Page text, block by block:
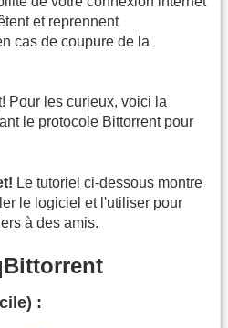
et reprennent
cas de coupure de la
Pour les curieux, voici la
le protocole Bittorrent pour
Le tutoriel ci-dessous montre
le logiciel et l'utiliser pour
à des amis.
: